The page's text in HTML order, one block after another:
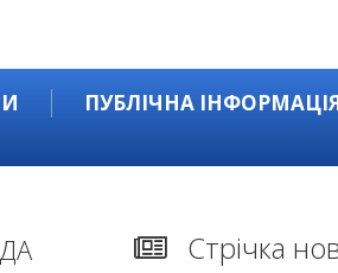
ПУБЛІЧНА
Стрічка